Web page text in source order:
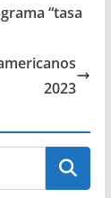
“tasa
2023